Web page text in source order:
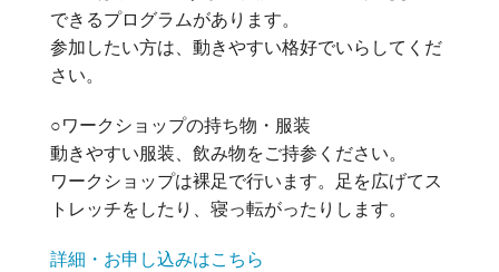
できるプログラムがあります。
参加したい方は、動きやすい格好でいらしてくだ
さい。
○ワークショップの持ち物・服装
動きやすい服装、飲み物をご持参ください。
ワークショップは裸足で行います。足を広げてス
トレッチをしたり、寝っ転がったりします。
詳細・お申し込みはこちら